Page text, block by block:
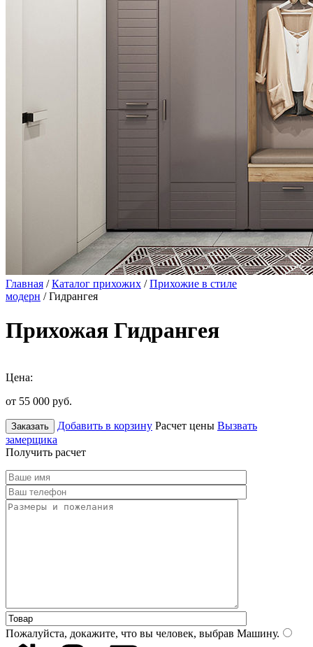
Главная /Каталог прихожих /Прихожие в стиле
модерн / Гидрангея
Прихожая Гидрангея
Цена:
от 55 000 руб.
Заказать Добавить в корзину Расчет цены Вызвать
замерщика
Получить расчет
Пожалуйста, докажите, что вы человек, выбрав Машину.